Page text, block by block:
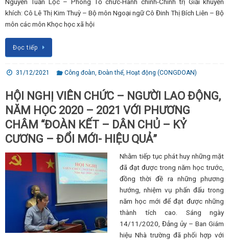
khích: Cô Lê Thị Kim Thuỳ – Bộ môn Ngoại ngữ Cô Đinh Thị Bích Liên – Bộ
môn các môn Khọc học xã hội
Đọc tiếp
31/12/2021 Công đoàn,Đoàn thể, Hoạt động (CONGDOAN)
HỘI NGHỊ VIÊN CHỨC – NGƯỜI LAO ĐỘNG,
NĂM HỌC 2020 – 2021 VỚI PHƯƠNG
CHÂM “ĐOÀN KẾT – DÂN CHỦ – KỶ
CƯƠNG – ĐỔI MỚI- HIỆU QUẢ”
Nhằm tiếp tục phát huy những mặt
đã đạt được trong năm học trước,
đồng thời đề ra những phương
hướng, nhiệm vụ phấn đấu trong
năm học mới để đạt được những
thành tích cao. Sáng ngày
14/11/2020, Đảng ủy – Ban Giám
hiệu Nhà trường đã phối hợp với